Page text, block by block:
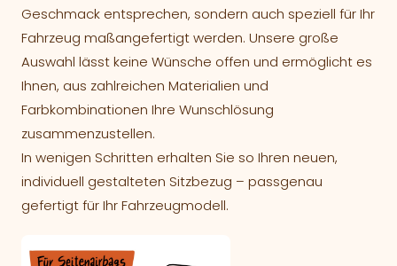
Geschmack entsprechen, sondern auch speziell für Ihr
Fahrzeug maßangefertigt werden. Unsere große
Auswahl lässt keine Wünsche offen und ermöglicht es
Ihnen, aus zahlreichen Materialien und
Farbkombinationen Ihre Wunschlösung
zusammenzustellen.
In wenigen Schritten erhalten Sie so Ihren neuen,
individuell gestalteten Sitzbezug – passgenau
gefertigt für Ihr Fahrzeugmodell.